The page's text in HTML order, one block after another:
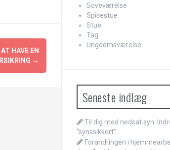
HAVE EN
→
Soveværelse
Spisestue
Stue
Tag
Ungdomsværelse
Seneste indlæg
Til dig med nedsat syn:
“synssikkert”
Forandringen i